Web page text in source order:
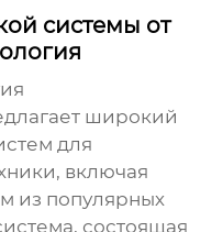
системы от
широкий
для
включая
из популярных
состоящая